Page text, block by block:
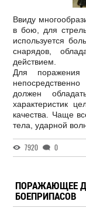
Ввиду
в бою, для
используется
снарядов,
действием.
Для
должен
характеристик
качества. Чаще
тела, ударной
7920 0
ПОРАЖАЮЩЕЕ
БОЕПРИПАСОВ